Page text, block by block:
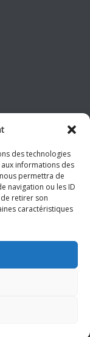
des technologies
informations des
permettra de
navigation ou les ID
retirer son
caractéristiques